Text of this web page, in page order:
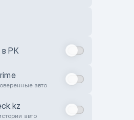
РК
авто
авто